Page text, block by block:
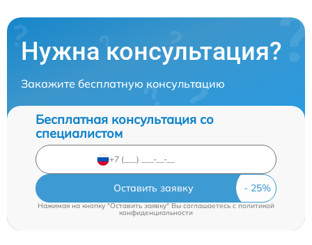
Нужна консультация?
Закажите бесплатную консультацию
Бесплатная консультация со
специалистом
Оставить заявку
Нажимая на кнопку "Оставить заявку" Вы соглашаетесь cполитикой
конфиденциальности